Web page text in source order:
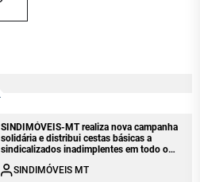
SINDIMÓVEIS-MT realiza nova campanha
solidária e distribui cestas básicas a
sindicalizados inadimplentes em todo o
SINDIMÓVEIS MT